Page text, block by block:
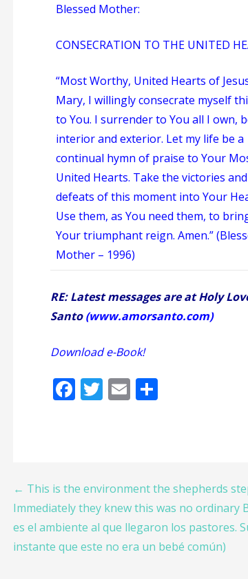
Blessed Mother:
CONSECRATION TO THE UNITED
“Most Worthy, United Hearts of
Mary, I willingly consecrate myself
to You. I surrender to You all I own,
interior and exterior. Let my life be a
continual hymn of praise to Your
United Hearts. Take the victories and
defeats of this moment into Your
Use them, as You need them, to
Your triumphant reign. Amen.”
Mother – 1996)
RE: Latest messages are at Holy
Santo(www.amorsanto.com)
Download e-Book!
F
o
k
T E S
Post
navigation
← This is the environment the shepherds
Immediately they knew this was no ordinary
es el ambiente al que llegaron los pastores.
instante que este no era un bebé común)